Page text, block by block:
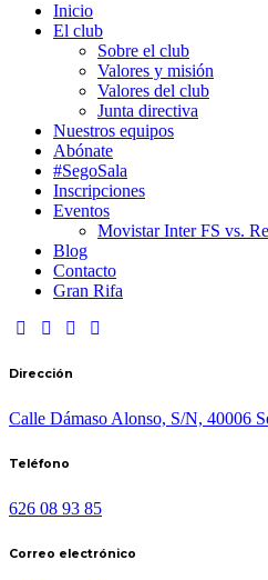
Inicio
El club
Sobre el club
Valores y misión
Valores del club
Junta directiva
Nuestros equipos
Abónate
#SegoSala
Inscripciones
Eventos
Movistar Inter FS vs.
Blog
Contacto
Gran Rifa
Dirección
Calle Dámaso Alonso, S/N, 40006
Teléfono
626 08 93 85
Correo electrónico